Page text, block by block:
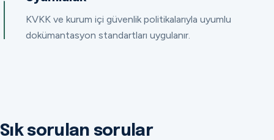
KVKK ve kurum içi güvenlik politikalarıyla uyumlu
dokümantasyon standartları uygulanır.
Sık sorulan sorular